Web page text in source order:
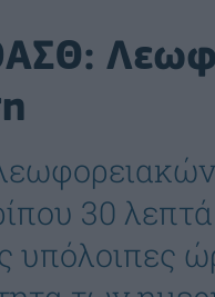
30
υπόλοιπες